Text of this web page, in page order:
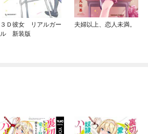
３Ｄ彼女 リアルガー
ル 新装版
夫婦以上、恋人未満。